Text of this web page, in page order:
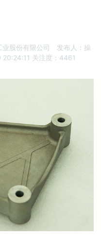
股份有限公司
发布人：操
20:24:11 关注度：4461